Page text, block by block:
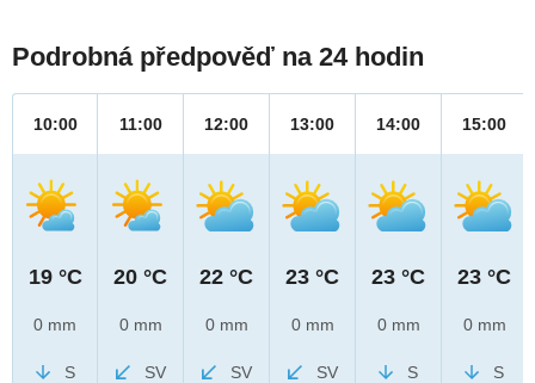
Podrobná předpověď na 24 hodin
10:00
19 °C
0 mm
S
11:00
20 °C
0 mm
SV
12:00
22 °C
0 mm
SV
13:00
23 °C
0 mm
SV
14:00
23 °C
0 mm
S
15:00
23 °C
0 mm
S